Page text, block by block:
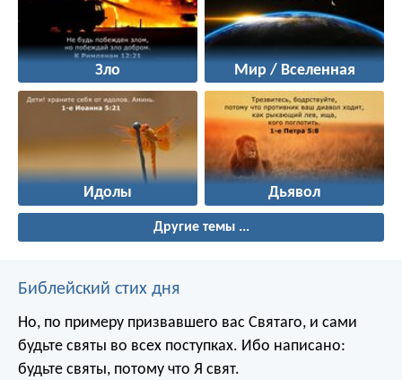
Зло Мир / Вселенная
Идолы Дьявол
Другие темы ...
Библейский стих дня
Но, по примеру призвавшего вас Святаго, и сами
будьте святы во всех поступках. Ибо написано:
будьте святы, потому что Я свят.